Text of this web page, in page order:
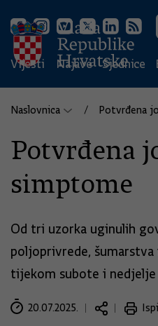
Vijesti Najave Sjednice
Naslovnica Potvrđena
Potvrđena
simptome
Od tri uzorka uginulih
poljoprivrede,
tijekom subote i nedjelje
20.07.2025.